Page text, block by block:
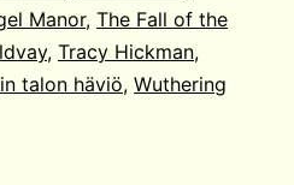
Manor, The Fall of the
, Tracy Hickman,
talon häviö, Wuthering